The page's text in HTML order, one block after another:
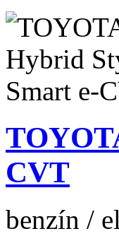
CVT
benzín /